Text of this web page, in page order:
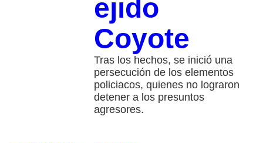
ejido
Coyote
Tras los hechos, se inició una
persecución de los elementos
policiacos, quienes no lograron
detener a los presuntos
agresores.